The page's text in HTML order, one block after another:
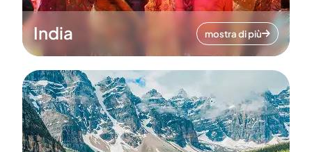
India mostra di più